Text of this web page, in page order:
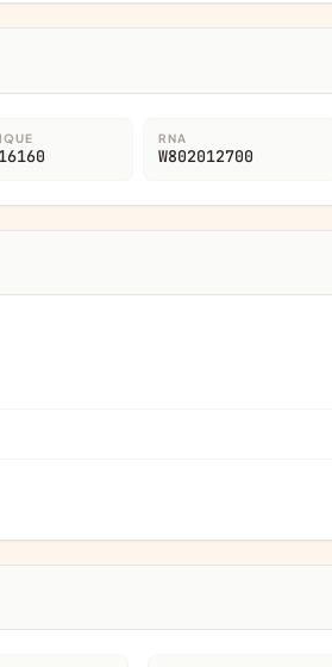
RNA
W802012700